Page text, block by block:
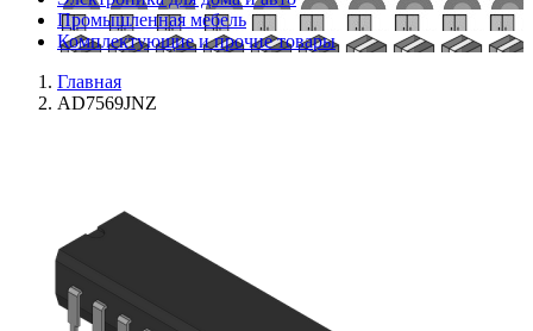
Промышленная мебель
Комплектующие и прочие товары
Главная
AD7569JNZ